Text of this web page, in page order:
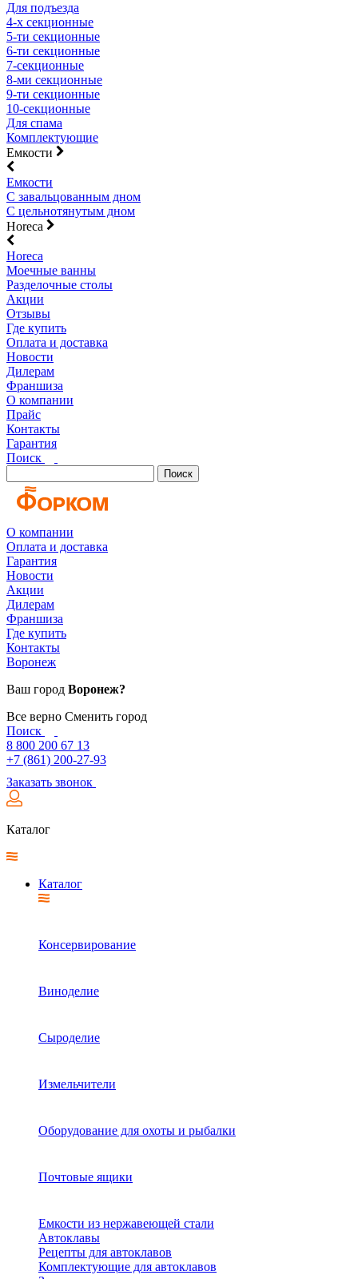
Для подъезда
4-х секционные
5-ти секционные
6-ти секционные
7-секционные
8-ми секционные
9-ти секционные
10-секционные
Для спама
Комплектующие
Емкости
Емкости
С завальцованным дном
С цельнотянутым дном
Horeca
Horeca
Моечные ванны
Разделочные столы
Акции
Отзывы
Где купить
Оплата и доставка
Новости
Дилерам
Франшиза
О компании
Прайс
Контакты
Гарантия
Поиск
Поиск
О компании
Оплата и доставка
Гарантия
Новости
Акции
Дилерам
Франшиза
Где купить
Контакты
Воронеж
Ваш город Воронеж?
Все верно Сменить город
Поиск
8 800 200 67 13
+7 (861) 200-27-93
Заказать звонок
Каталог
Каталог
Консервирование
Виноделие
Сыроделие
Измельчители
Оборудование для охоты и рыбалки
Почтовые ящики
Емкости из нержавеющей стали
Автоклавы
Рецепты для автоклавов
Комплектующие для автоклавов